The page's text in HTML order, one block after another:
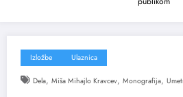
Izložbe Ulaznica
Dela, Miša Mihajlo Kravcev, Monografija,